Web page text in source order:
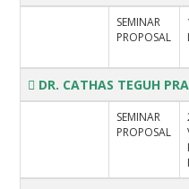
SEMINAR
PROPOSAL
DR. CATHAS TEGUH
SEMINAR
PROPOSAL